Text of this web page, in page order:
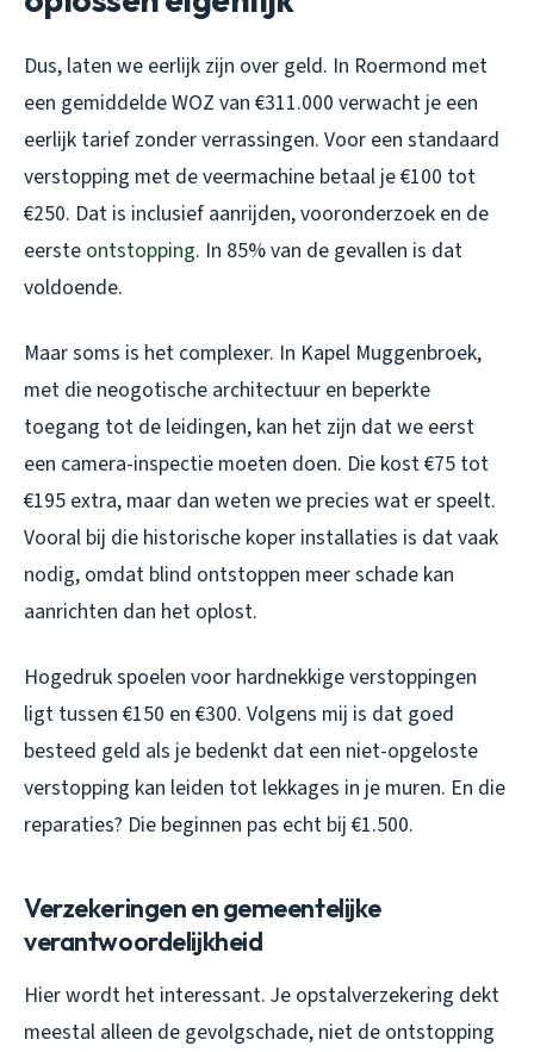
Dus, laten we eerlijk zijn over geld. In Roermond met
een gemiddelde WOZ van €311.000 verwacht je een
eerlijk tarief zonder verrassingen. Voor een standaard
verstopping met de veermachine betaal je €100 tot
€250. Dat is inclusief aanrijden, vooronderzoek en de
eerste ontstopping. In 85% van de gevallen is dat
voldoende.
Maar soms is het complexer. In Kapel Muggenbroek,
met die neogotische architectuur en beperkte
toegang tot de leidingen, kan het zijn dat we eerst
een camera-inspectie moeten doen. Die kost €75 tot
€195 extra, maar dan weten we precies wat er speelt.
Vooral bij die historische koper installaties is dat vaak
nodig, omdat blind ontstoppen meer schade kan
aanrichten dan het oplost.
Hogedruk spoelen voor hardnekkige verstoppingen
ligt tussen €150 en €300. Volgens mij is dat goed
besteed geld als je bedenkt dat een niet-opgeloste
verstopping kan leiden tot lekkages in je muren. En die
reparaties? Die beginnen pas echt bij €1.500.
Verzekeringen en gemeentelijke
verantwoordelijkheid
Hier wordt het interessant. Je opstalverzekering dekt
meestal alleen de gevolgschade, niet de ontstopping